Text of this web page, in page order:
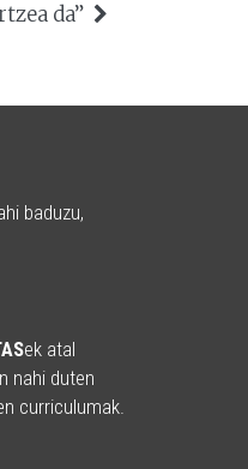
da”
baduzu,
ek atal
nahi duten
curriculumak.